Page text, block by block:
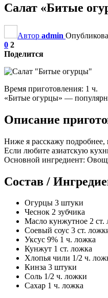
Салат «Битые
Автор admin
0 2
Поделится
Время приготовления: 1 ч.
«Битые огурцы» —
Описание
Ниже я расскажу
Если любите азиатскую
Основной ингредиент:
Состав /
Огурцы 3 штуки
Чеснок 2 зубчика
Масло кунжутное 2 ст.
Соевый соус 3 ст.
Уксус 9% 1 ч. ложка
Кунжут 1 ст. ложка
Хлопья чили 1/2 ч.
Кинза 3 штуки
Соль 1/2 ч. ложки
Сахар 1 ч. ложка